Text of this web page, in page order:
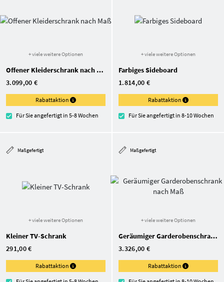
+ viele weitere Optionen
Offener Kleiderschrank nach Maß
3.099,00 €
Rabattaktion
Für Sie angefertigt in 5-8 Wochen
+ viele weitere Optionen
Farbiges Sideboard
1.814,00 €
Rabattaktion
Für Sie angefertigt in 8-10 Wochen
Maßgefertigt
+ viele weitere Optionen
Kleiner TV-Schrank
291,00 €
Rabattaktion
Maßgefertigt
+ viele weitere Optionen
Geräumiger Garderoben­schrank nach Maß
3.326,00 €
Rabattaktion